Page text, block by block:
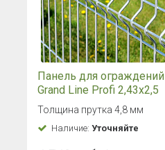
Панель для ограждений
Grand Line Profi 2,43x2,5
цинк
Толщина прутка 4,8 мм
Наличие: Уточняйте